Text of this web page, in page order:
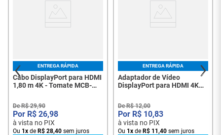
ENTREGA RÁPIDA
Cabo DisplayPort para HDMI
1,80 m 4K - Tomate MCB-
DeR$ 29,90
R$ 26,98
à vista no PIX
Ou 1x de R$ 28,40 sem juros
ENTREGA RÁPIDA
Adaptador de Vídeo
DisplayPort para HDMI 4K
Fêmea - 7521
DeR$ 12,00
R$ 10,83
à vista no PIX
Ou 1x de R$ 11 ,40 sem juros